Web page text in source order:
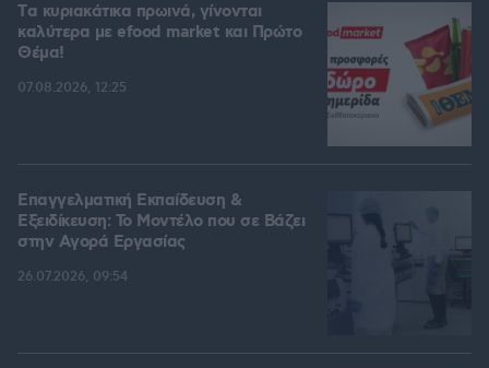
Tα κυριακάτικα πρωινά, γίνονται
καλύτερα με efood market και Πρώτο
Θέμα!
07.08.2026, 12:25
Επαγγελματική Εκπαίδευση &
Εξειδίκευση: Το Mοντέλο που σε Bάζει
στην Aγορά Eργασίας
26.07.2026, 09:54